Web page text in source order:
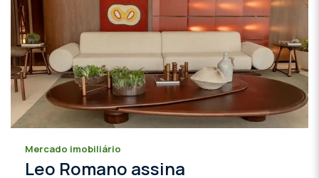
Mercado imobiliário
Leo Romano assina